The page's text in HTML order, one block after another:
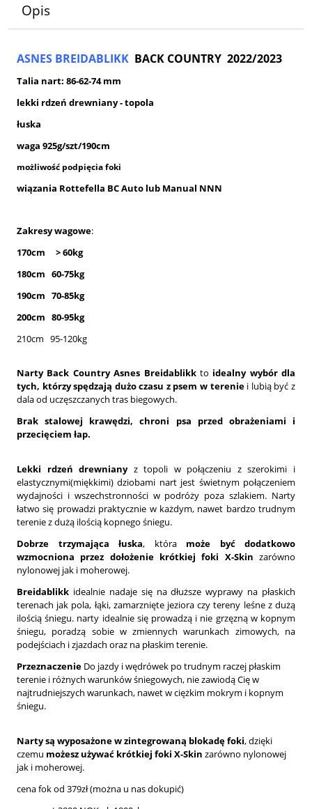
Opis
ASNES BREIDABLIKK BACK COUNTRY 2022/2023
Talia nart: 86-62-74 mm
lekki rdzeń drewniany - topola
łuska
waga 925g/szt/190cm
możliwość podpięcia foki
wiązania Rottefella BC Auto lub Manual NNN
Zakresy wagowe:
170cm > 60kg
180cm 60-75kg
190cm 70-85kg
200cm 80-95kg
210cm 95-120kg
Narty Back Country Asnes Breidablikkto idealny wybór dla
tych, którzy spędzają dużo czasu z psem w tereniei lubią być z
dala od uczęszczanych tras biegowych.
Brak stalowej krawędzi, chroni psa przed obrażeniami i
przecięciem łap.
Lekki rdzeń drewnianyz topoli w połączeniu z szerokimi i
elastycznymi(miękkimi) dziobami nart jest świetnym połączeniem
wydajności i wszechstronności w podróży poza szlakiem. Narty
łatwo się prowadzi praktycznie w każdym, nawet bardzo trudnym
terenie z dużą ilością kopnego śniegu.
Dobrze
trzymająca łuska, która może być dodatkowo
wzmocniona przez dołożenie krótkiej foki X-Skin zarówno
nylonowej jak i moherowej.
Breidablikk idealnie nadaje się na dłuższe wyprawy na płaskich
terenach jak pola, łąki, zamarznięte jeziora czy tereny leśne z dużą
ilością śniegu. narty idealnie się prowadzą i nie grzęzną w kopnym
śniegu, poradzą sobie w zmiennych warunkach zimowych, na
podejściach i zjazdach oraz na płaskim terenie.
Przeznaczenie Do jazdy i wędrówek po trudnym raczej płaskim
terenie i różnych warunków śniegowych, nie zawiodą Cię w
najtrudniejszych warunkach, nawet w ciężkim mokrym i kopnym
śniegu.
Narty są wyposażone w zintegrowaną blokadę foki, dzięki
czemu możesz używać krótkiej foki X-Skin zarówno nylonowej
jak i moherowej.
cena fok od 379zł (można u nas dokupić)